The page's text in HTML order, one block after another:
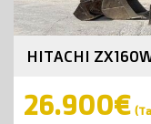
HITACHI
26.900€